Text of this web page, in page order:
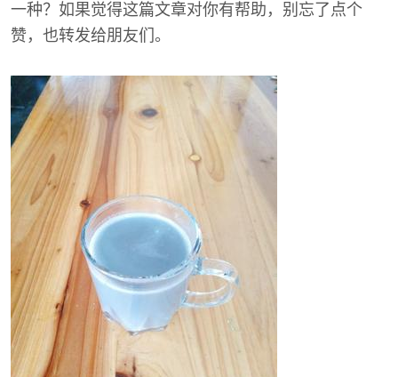
一种？如果觉得这篇文章对你有帮助，别忘了点个
赞，也转发给朋友们。